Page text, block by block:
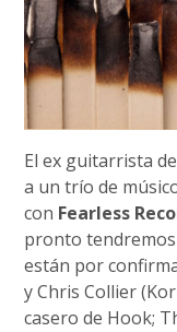
El ex guitarrista de
a un trío de
con Fearless
pronto tendremos
están por
y Chris Collier
casero de Hook;